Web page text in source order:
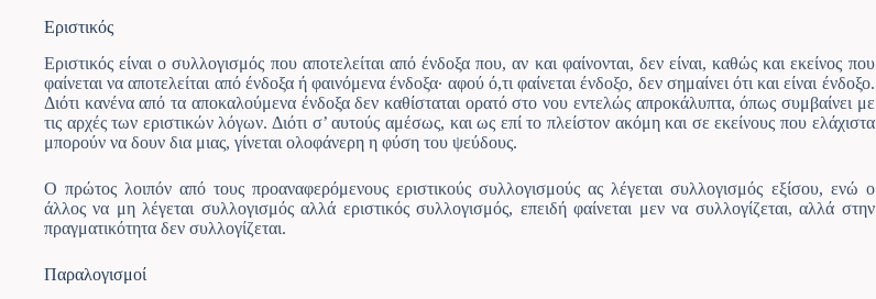
Εριστικός
Εριστικός είναι ο συλλογισμός που αποτελείται από ένδοξα που, αν και φαίνονται, δεν είναι, καθώς και εκείνος που
φαίνεται να αποτελείται από ένδοξα ή φαινόμενα ένδοξα· αφού ό,τι φαίνεται ένδοξο, δεν σημαίνει ότι και είναι ένδοξο.
Διότι κανένα από τα αποκαλούμενα ένδοξα δεν καθίσταται ορατό στο νου εντελώς απροκάλυπτα, όπως συμβαίνει με
τις αρχές των εριστικών λόγων. Διότι σ’ αυτούς αμέσως, και ως επί το πλείστον ακόμη και σε εκείνους που ελάχιστα
μπορούν να δουν δια μιας, γίνεται ολοφάνερη η φύση του ψεύδους.
Ο πρώτος λοιπόν από τους προαναφερόμενους εριστικούς συλλογισμούς ας λέγεται συλλογισμός εξίσου, ενώ ο
άλλος να μη λέγεται συλλογισμός αλλά εριστικός συλλογισμός, επειδή φαίνεται μεν να συλλογίζεται, αλλά στην
πραγματικότητα δεν συλλογίζεται.
Παραλογισμοί